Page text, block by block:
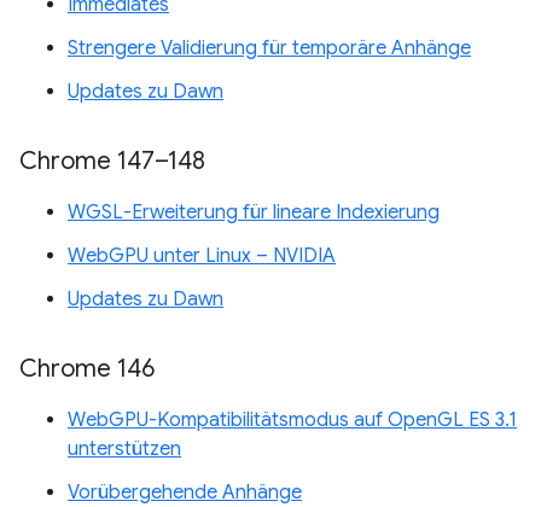
Immediates
Strengere Validierung für temporäre Anhänge
Updates zu Dawn
Chrome 147–148
WGSL-Erweiterung für lineare Indexierung
WebGPU unter Linux – NVIDIA
Updates zu Dawn
Chrome 146
WebGPU-Kompatibilitätsmodus auf OpenGL ES 3.1
unterstützen
Vorübergehende Anhänge